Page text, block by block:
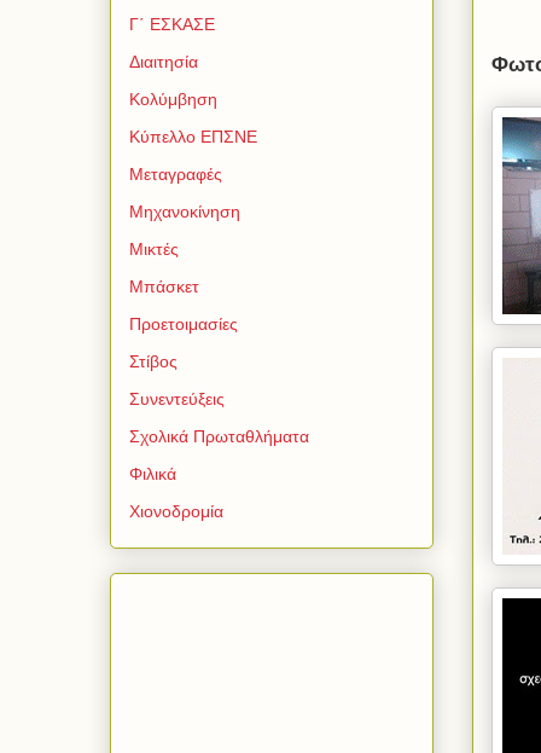
Γ΄ ΕΣΚΑΣΕ
Διαιτησία
Κολύμβηση
Κύπελλο ΕΠΣΝΕ
Μεταγραφές
Μηχανοκίνηση
Μικτές
Μπάσκετ
Προετοιμασίες
Στίβος
Συνεντεύξεις
Σχολικά Πρωταθλήματα
Φιλικά
Χιονοδρομία